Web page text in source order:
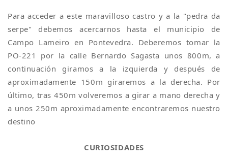
Para acceder a este maravilloso castro y a la "pedra da
serpe" debemos acercarnos hasta el municipio de
Campo Lameiro en Pontevedra. Deberemos tomar la
PO-221 por la calle Bernardo Sagasta unos 800m, a
continuación giramos a la izquierda y después de
aproximadamente 150m giraremos a la derecha. Por
último, tras 450m volveremos a girar a mano derecha y
a unos 250m aproximadamente encontraremos nuestro
destino
CURIOSIDADES